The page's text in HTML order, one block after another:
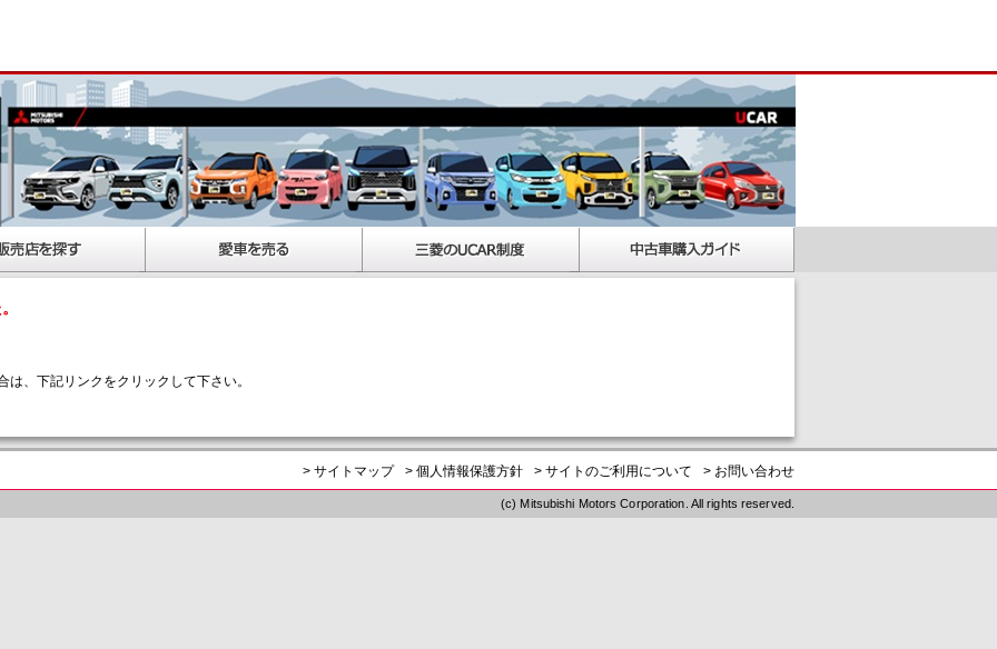
、下記リンクをクリックして下さい。
> サイトマップ > 個人情報保護方針 > サイトのご利用について > お問い合わせ
(c) Mitsubishi Motors Corporation. All rights reserved.